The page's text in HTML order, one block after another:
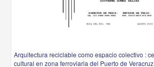
Arquitectura reciclable como espacio colectivo :
cultural en zona ferroviaria del Puerto de Veracruz